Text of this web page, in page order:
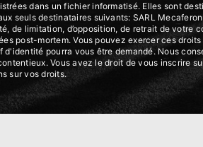
dans un fichier informatisé. Elles sont
seuls destinataires suivants: SARL
de limitation, d’opposition, de retrait de votre
post-mortem. Vous pouvez exercer ces
pourra vous être demandé. Nous
Vous avez le droit de vous inscrire
sur vos droits.